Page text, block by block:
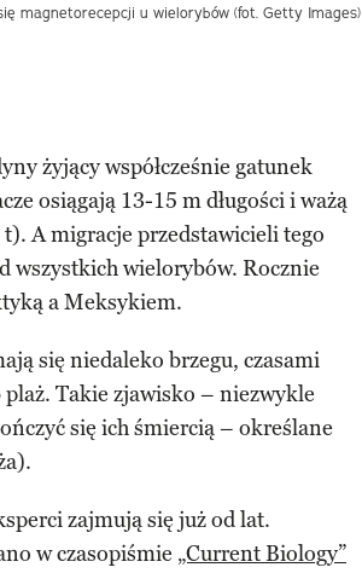
magnetorecepcji u wielorybów (fot. Getty Images)
żyjący współcześnie gatunek
osiągają 13-15 m długości i ważą
A migracje przedstawicieli tego
wszystkich wielorybów. Rocznie
a Meksykiem.
się niedaleko brzegu, czasami
Takie zjawisko – niezwykle
się ich śmiercią – określane
zajmują się już od lat.
w czasopiśmie „Current Biology”